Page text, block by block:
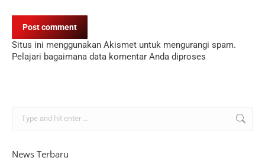
Post comment
Situs ini menggunakan Akismet untuk mengurangi spam.
Pelajari bagaimana data komentar Anda diproses
News Terbaru